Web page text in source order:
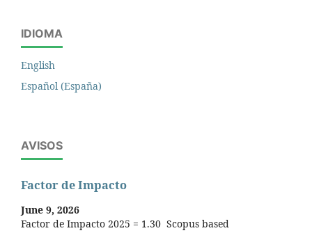
IDIOMA
English
Español (España)
AVISOS
Factor de Impacto
June 9, 2026
Factor de Impacto 2025 = 1.30 Scopus based